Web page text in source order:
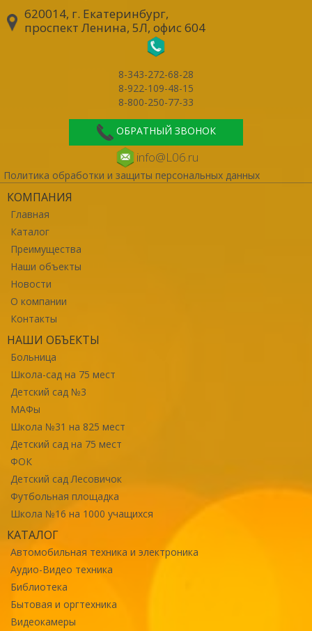
620014, г. Екатеринбург,
проспект Ленина, 5Л, офис 604
8-343-272-68-28
8-922-109-48-15
8-800-250-77-33
ОБРАТНЫЙ ЗВОНОК
info@L06.ru
Политика обработки и защиты персональных данных
КОМПАНИЯ
Главная
Каталог
Преимущества
Наши объекты
Новости
О компании
Контакты
НАШИ ОБЪЕКТЫ
Больница
Школа-сад на 75 мест
Детский сад №3
МАФы
Школа №31 на 825 мест
Детский сад на 75 мест
ФОК
Детский сад Лесовичок
Футбольная площадка
Школа №16 на 1000 учащихся
КАТАЛОГ
Автомобильная техника и электроника
Аудио-Видео техника
Библиотека
Бытовая и оргтехника
Видеокамеры